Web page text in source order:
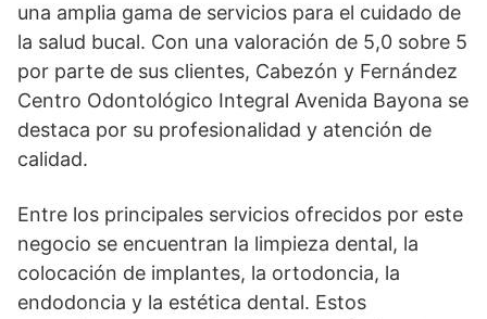
una amplia gama de servicios para el cuidado de
la salud bucal. Con una valoración de 5,0 sobre 5
por parte de sus clientes, Cabezón y Fernández
Centro Odontológico Integral Avenida Bayona se
destaca por su profesionalidad y atención de
calidad.
Entre los principales servicios ofrecidos por este
negocio se encuentran la limpieza dental, la
colocación de implantes, la ortodoncia, la
endodoncia y la estética dental. Estos